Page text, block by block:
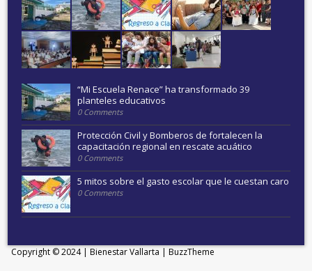
“Mi Escuela Renace” ha transformado 39
planteles educativos
0 Comments
Protección Civil y Bomberos de fortalecen la
capacitación regional en rescate acuático
0 Comments
5 mitos sobre el gasto escolar que le cuestan caro
0 Comments
Copyright © 2024 | Bienestar Vallarta | BuzzTheme